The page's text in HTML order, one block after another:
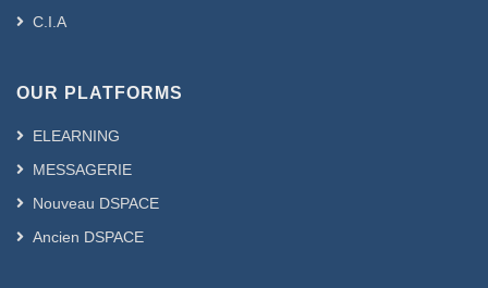
C.I.A
OUR PLATFORMS
ELEARNING
MESSAGERIE
Nouveau DSPACE
Ancien DSPACE